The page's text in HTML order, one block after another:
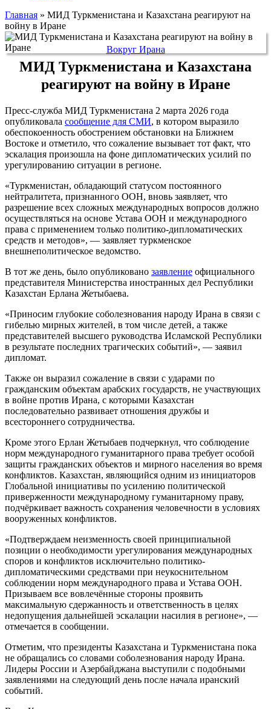
Главная » МИД Туркменистана и Казахстана реагируют на
войну в Иране
Вокруг Ирана
МИД Туркменистана и Казахстана
реагируют на войну в Иране
Пресс-служба МИД Туркменистана 2 марта 2026 года
опубликовала сообщение для СМИ, в котором выразило
обеспокоенность обострением обстановки на Ближнем
Востоке и отметило, что сожаление вызывает тот факт, что
эскалация произошла на фоне дипломатических усилий по
урегулированию ситуации в регионе.
«Туркменистан, обладающий статусом постоянного
нейтралитета, признанного ООН, вновь заявляет, что
разрешение всех сложных международных вопросов должно
осуществляться на основе Устава ООН и международного
права с применением только политико-дипломатических
средств и методов», — заявляет туркменское
внешнеполитическое ведомство.
В тот же день, было опубликовано заявление официального
представителя Министерства иностранных дел Республики
Казахстан Ерлана Жетыбаева.
«Приносим глубокие соболезнования народу Ирана в связи с
гибелью мирных жителей, в том числе детей, а также
представителей высшего руководства Исламской Республики
в результате последних трагических событий», — заявил
дипломат.
Также он выразил сожаление в связи с ударами по
гражданским объектам арабских государств, не участвующих
в войне против Ирана, с которыми Казахстан
последовательно развивает отношения дружбы и
всестороннего сотрудничества.
Кроме этого Ерлан Жетыбаев подчеркнул, что соблюдение
норм международного гуманитарного права требует особой
защиты гражданских объектов и мирного населения во время
конфликтов. Казахстан, являющийся одним из инициаторов
Глобальной инициативы по усилению политической
приверженности международному гуманитарному праву,
подчёркивает важность сохранения человечности в условиях
вооруженных конфликтов.
«Подтверждаем неизменность своей принципиальной
позиции о необходимости урегулирования международных
споров и конфликтов исключительно политико-
дипломатическими средствами при неукоснительном
соблюдении норм международного права и Устава ООН.
Призываем все вовлечённые стороны проявить
максимальную сдержанность и ответственность в целях
недопущения дальнейшей эскалации насилия в регионе», —
отмечается в сообщении.
Отметим, что президенты Казахстана и Туркменистана пока
не обращались со словами соболезнования народу Ирана.
Лидеры России и Азербайджана выступили с подобными
заявлениями на следующий день после начала иранский
событий.